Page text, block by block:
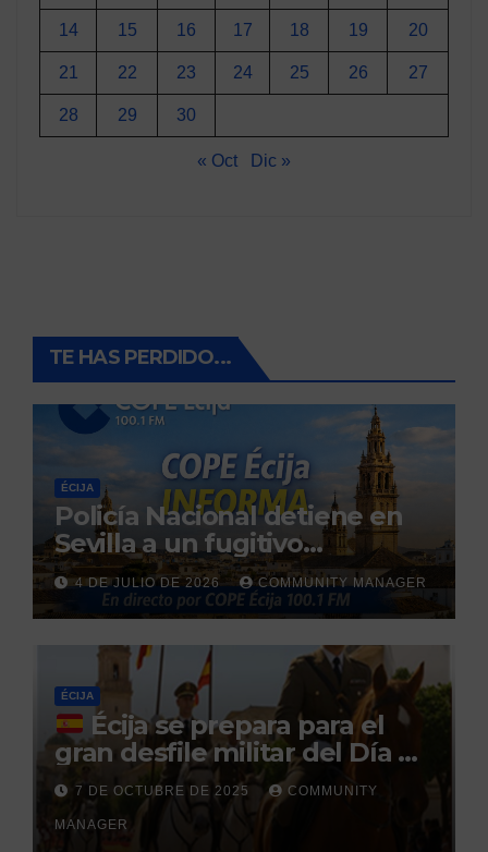
14 15 16 17 18 19 20
21 22 23 24 25 26 27
28 29 30
« Oct Dic »
TE HAS PERDIDO...
ÉCIJA
Policía Nacional detiene en
Sevilla a un fugitivo
reclamado por narcotráfico
tras no regresar a prisión
durante un permiso
penitenciario
4 DE JULIO DE 2026 COMMUNITY MANAGER
ÉCIJA
Écija se prepara para el
gran desfile militar del Día de
la Hispanidad organizado por
el Centro Militar de Cría
Caballar
7 DE OCTUBRE DE 2025 COMMUNITY
MANAGER